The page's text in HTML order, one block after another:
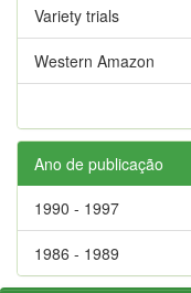
Variety trials
Western Amazon
Ano de publicação
1990 - 1997
1986 - 1989